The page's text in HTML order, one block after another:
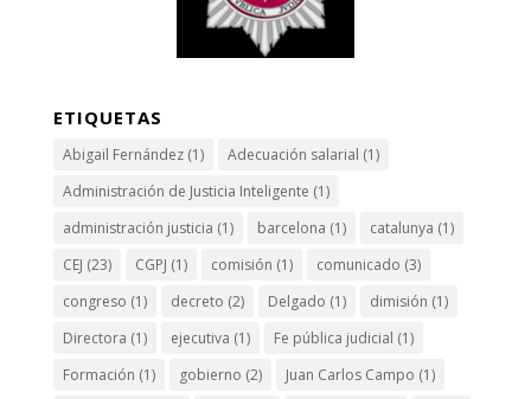
ETIQUETAS
Abigail Fernández(1) Adecuación salarial (1)
Administración de Justicia Inteligente (1)
administración justicia (1) barcelona (1) catalunya (1)
CEJ (23) CGPJ (1) comisión (1) comunicado (3)
congreso (1) decreto (2) Delgado (1) dimisión (1)
Directora (1) ejecutiva (1) Fe pública judicial (1)
Formación (1) gobierno (2) Juan Carlos Campo (1)